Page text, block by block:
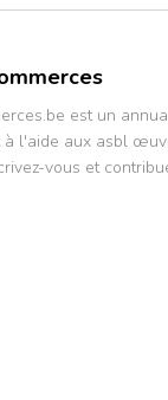
est un
à l'aide aux asbl
vous et